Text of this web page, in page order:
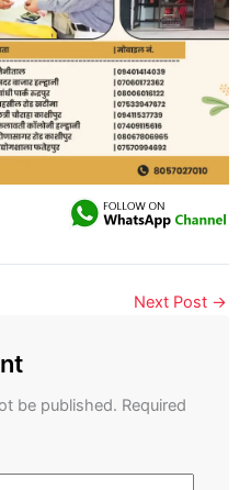
Next Post →
be published. Required